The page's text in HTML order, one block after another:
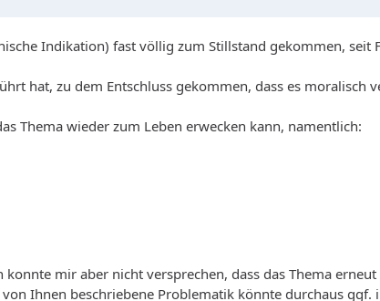
Indikation) fast völlig zum Stillstand gekommen, seit
hat, zu dem Entschluss gekommen, dass es moralisch
Thema wieder zum Leben erwecken kann, namentlich:
mir aber nicht versprechen, dass das Thema
Ihnen beschriebene Problematik könnte durchaus ggf.